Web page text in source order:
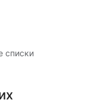
списки